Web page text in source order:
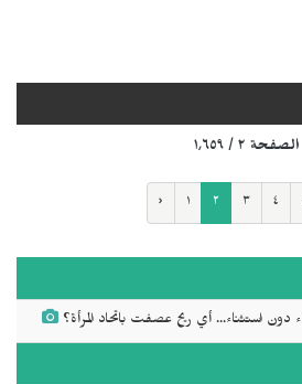
الصفحة ٢ / ١٬٦٥٩
‹ ١ ٢ ٣ ٤
دون استثناء... أي ريح عصفت باتحاد المرأة؟